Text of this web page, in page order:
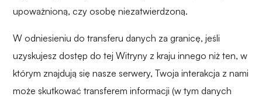
upoważnioną, czy osobę niezatwierdzoną.
W odniesieniu do transferu danych za granicę, jeśli
uzyskujesz dostęp do tej Witryny z kraju innego niż ten, w
którym znajdują się nasze serwery, Twoja interakcja z nami
może skutkować transferem informacji (w tym danych